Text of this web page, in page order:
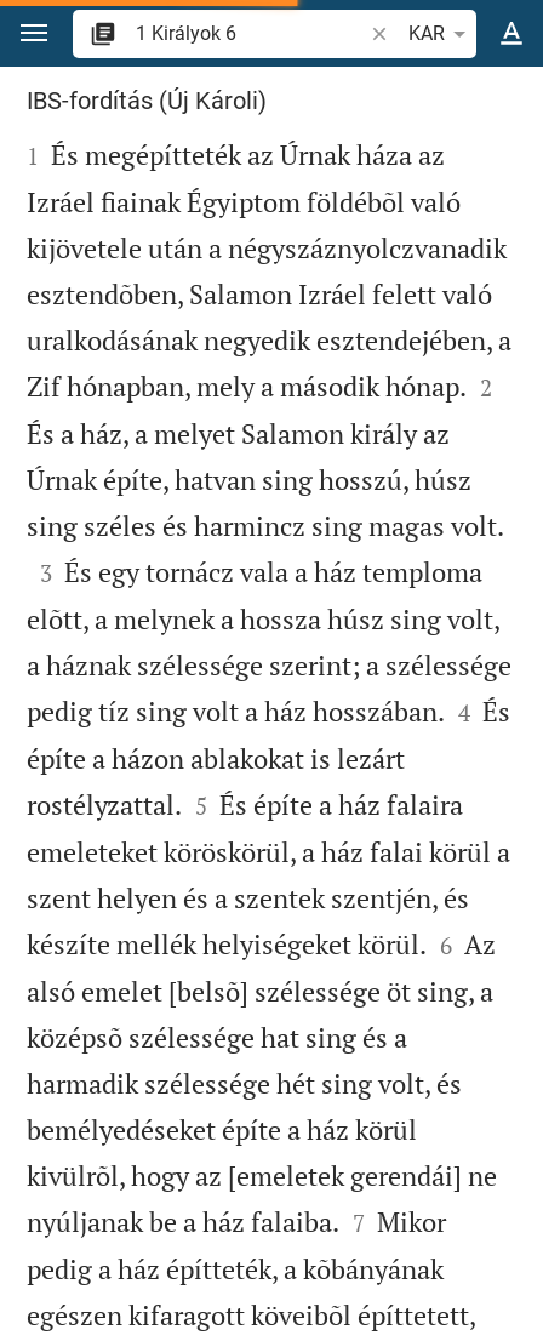
Ugrás a tartalomra
Igevers vagy szó
KAR
1 Királyok 6
IBS-fordítás (Új Károli)

1 És megépítteték az Úrnak háza az
Izráel fiainak Égyiptom földébõl való
kijövetele után a négyszáznyolczvanadik
esztendõben, Salamon Izráel felett való
uralkodásának negyedik esztendejében, a
Zif hónapban, mely a második hónap. 

2
És a ház, a melyet Salamon király az
Úrnak építe, hatvan sing hosszú, húsz
sing széles és harmincz sing magas volt.

3 És egy tornácz vala a ház temploma
elõtt, a melynek a hossza húsz sing volt,
a háznak szélessége szerint; a szélessége
pedig tíz sing volt a ház hosszában. 

4 És
építe a házon ablakokat is lezárt
rostélyzattal. 

5 És építe a ház falaira
emeleteket köröskörül, a ház falai körül a
szent helyen és a szentek szentjén, és
készíte mellék helyiségeket körül. 

6 Az
alsó emelet [belsõ] szélessége öt sing, a
középsõ szélessége hat sing és a
harmadik szélessége hét sing volt, és
bemélyedéseket építe a ház körül
kivülrõl, hogy az [emeletek gerendái] ne
nyúljanak be a ház falaiba. 

7 Mikor
pedig a ház építteték, a kõbányának
egészen kifaragott köveibõl építtetett,